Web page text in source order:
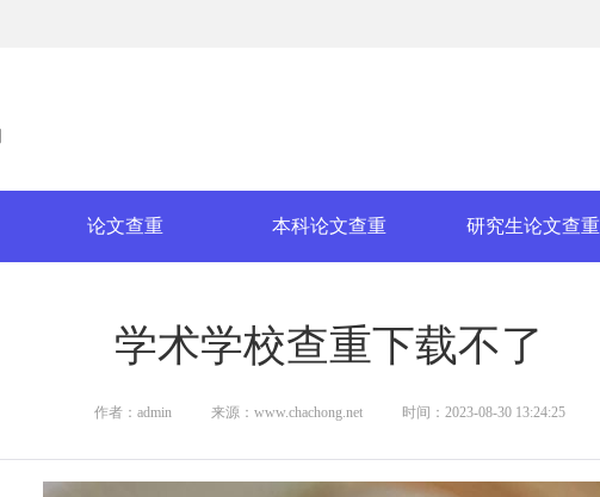
论文查重 本科论文查重 研究生论文查重
学术学校查重下载不了
作者：admin 来源：www.chachong.net 时间：2023-08-30 13:24:25